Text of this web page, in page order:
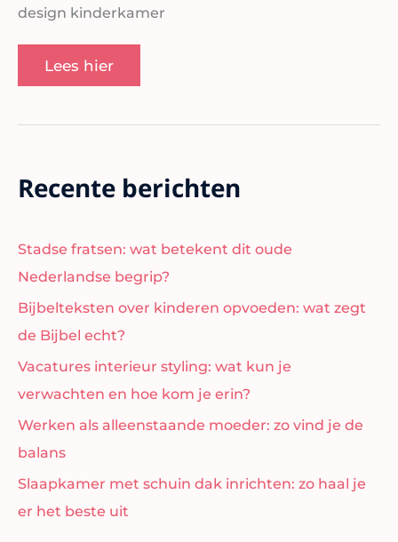
design kinderkamer
Lees hier
Recente berichten
Stadse fratsen: wat betekent dit oude
Nederlandse begrip?
Bijbelteksten over kinderen opvoeden: wat zegt
de Bijbel echt?
Vacatures interieur styling: wat kun je
verwachten en hoe kom je erin?
Werken als alleenstaande moeder: zo vind je de
balans
Slaapkamer met schuin dak inrichten: zo haal je
er het beste uit